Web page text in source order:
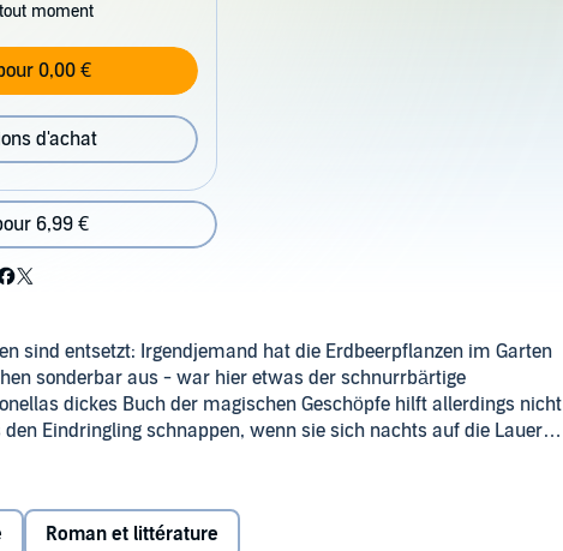
moment
0,00 €
d'achat
6,99 €
sind entsetzt: Irgendjemand hat die Erdbeerpflanzen im Garten
sonderbar aus - war hier etwas der schnurrbärtige
dickes Buch der magischen Geschöpfe hilft allerdings nicht
Eindringling schnappen, wenn sie sich nachts auf die Lauer
Roman et littérature